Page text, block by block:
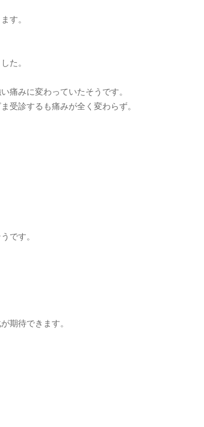
す。
た。
痛みに変わっていたそうです。
受診するも痛みが全く変わらず。
です。
期待できます。